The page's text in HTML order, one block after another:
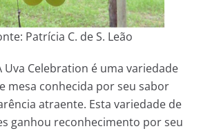
Patrícia C. de S. Leão
Uva Celebration é uma variedade
mesa conhecida por seu sabor
atraente. Esta variedade de
ganhou reconhecimento por seu